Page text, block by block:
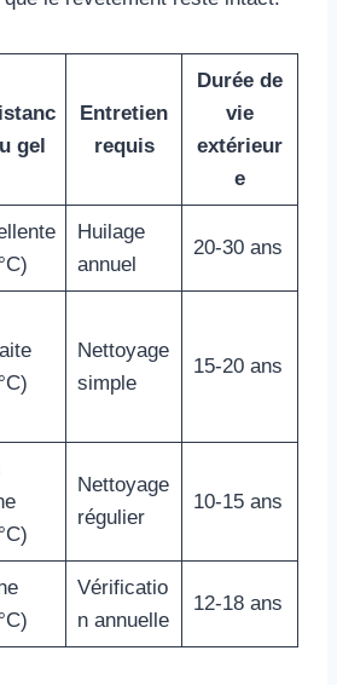
gel
Entretien
requis
Durée de
vie
extérieur
e
Huilage
annuel
20-30 ans
Nettoyage
simple
15-20 ans
Nettoyage
régulier
10-15 ans
Vérificatio
n annuelle
12-18 ans